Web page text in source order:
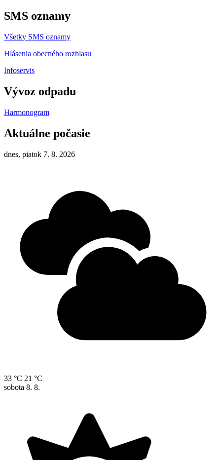
SMS oznamy
Všetky SMS oznamy
Hlásenia obecného rozhlasu
Infoservis
Vývoz odpadu
Harmonogram
Aktuálne počasie
dnes, piatok 7. 8. 2026
33 °C 21 °C
sobota 8. 8.